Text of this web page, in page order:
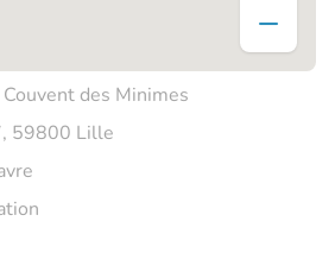
des Minimes
59800 Lille